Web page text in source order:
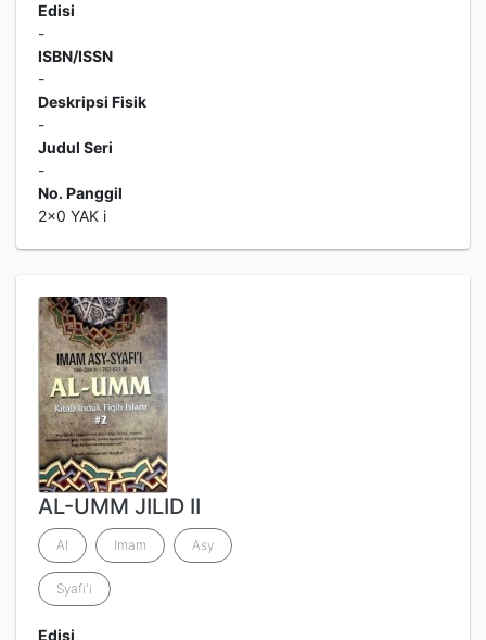
Edisi
-
ISBN/ISSN
-
Deskripsi Fisik
-
Judul Seri
-
No. Panggil
2x0 YAK i
AL-UMM JILID II
Al Imam Asy
Syafi'i
Edisi